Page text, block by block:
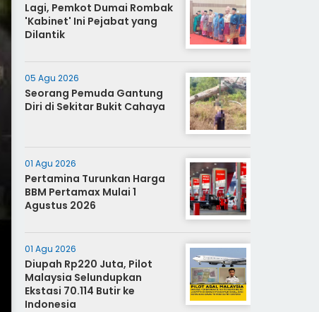
Lagi, Pemkot Dumai Rombak
'Kabinet' Ini Pejabat yang
Dilantik
05 Agu 2026
Seorang Pemuda Gantung
Diri di Sekitar Bukit Cahaya
01 Agu 2026
Pertamina Turunkan Harga
BBM Pertamax Mulai 1
Agustus 2026
01 Agu 2026
Diupah Rp220 Juta, Pilot
Malaysia Selundupkan
Ekstasi 70.114 Butir ke
Indonesia